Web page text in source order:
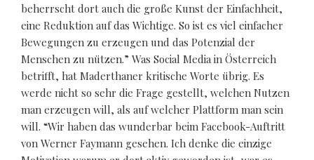
beherrscht dort auch die große Kunst der Einfachheit,
eine Reduktion auf das Wichtige. So ist es viel einfacher
Bewegungen zu erzeugen und das Potenzial der
Menschen zu nützen.” Was Social Media in Österreich
betrifft, hat Maderthaner kritische Worte übrig. Es
werde nicht so sehr die Frage gestellt, welchen Nutzen
man erzeugen will, als auf welcher Plattform man sein
will. “Wir haben das wunderbar beim Facebook-Auftritt
von Werner Faymann gesehen. Ich denke die einzige